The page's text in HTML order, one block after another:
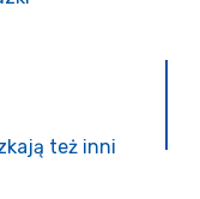
też inni